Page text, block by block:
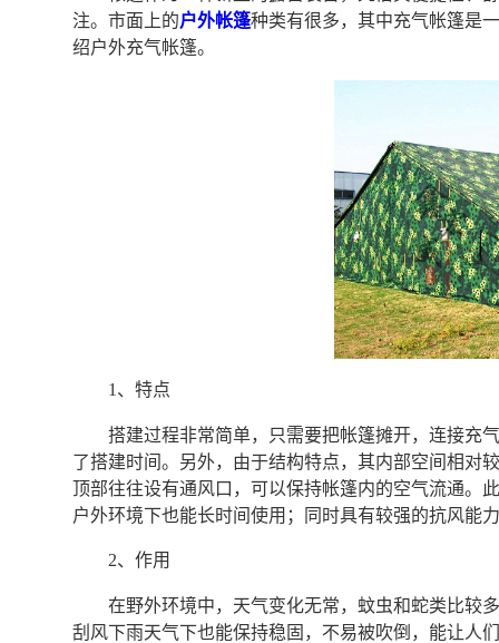
注。市面上的户外帐篷种类有很多，其中充气帐篷是
绍户外充气帐篷。
1、特点
搭建过程非常简单，只需要把帐篷摊开，连接充
了搭建时间。另外，由于结构特点，其内部空间相对
顶部往往设有通风口，可以保持帐篷内的空气流通。
户外环境下也能长时间使用；同时具有较强的抗风能
2、作用
在野外环境中，天气变化无常，蚊虫和蛇类比较
刮风下雨天气下也能保持稳固，不易被吹倒，能让人